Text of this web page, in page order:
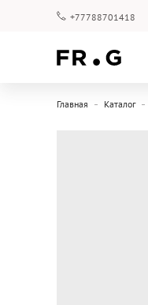
+77788701418
Главная Каталог